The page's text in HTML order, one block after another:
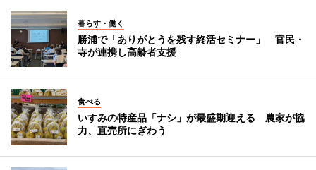
暮らす・働く
勝浦で「ありがとうを残す終活セミナー」 官民・
寺が連携し高齢者支援
食べる
いすみの特産品「ナシ」が最盛期迎える 農家が協
力、直売所にぎわう